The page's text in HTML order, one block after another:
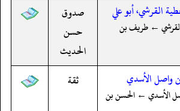
القرشي، أبو علي
← طريف بن
صدوق
حسن
الحديث
واصل الأسدي
الأسدي ← الحسن بن
ثقة